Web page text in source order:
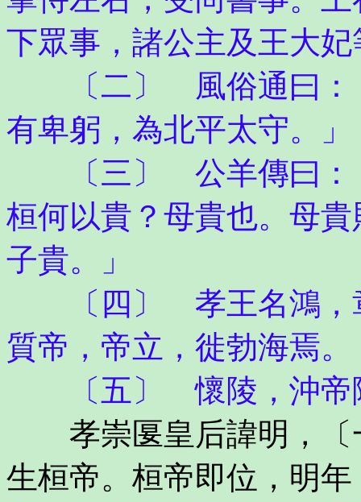
下眾事，諸公主及王大
〔二〕 風俗通曰：「
有卑躬，為北平太守。」
〔三〕 公羊傳曰：「
桓何以貴？母貴也。母
子貴。」
〔四〕 孝王名鴻，章
質帝，帝立，徙勃海焉。
〔五〕 懷陵，沖帝
孝崇匽皇后諱明，〔
生桓帝。桓帝即位，明